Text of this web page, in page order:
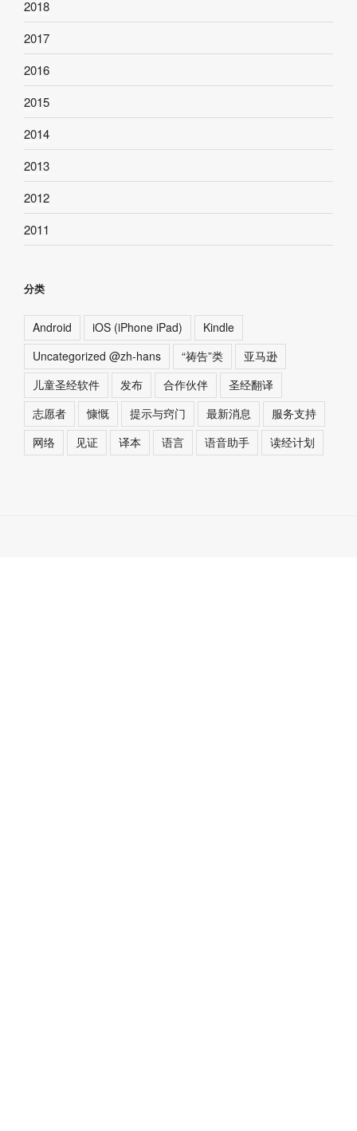
2018
2017
2016
2015
2014
2013
2012
2011
分类
Android iOS (iPhone iPad)
Kindle
Uncategorized @zh-hans
“祷告”类
亚马逊
儿童圣经软件
发布 合作伙伴
圣经翻译
志愿者
慷慨 提示与窍门 最新消息
服务支持
网络
见证 译本 语言 语音助手 读经计划